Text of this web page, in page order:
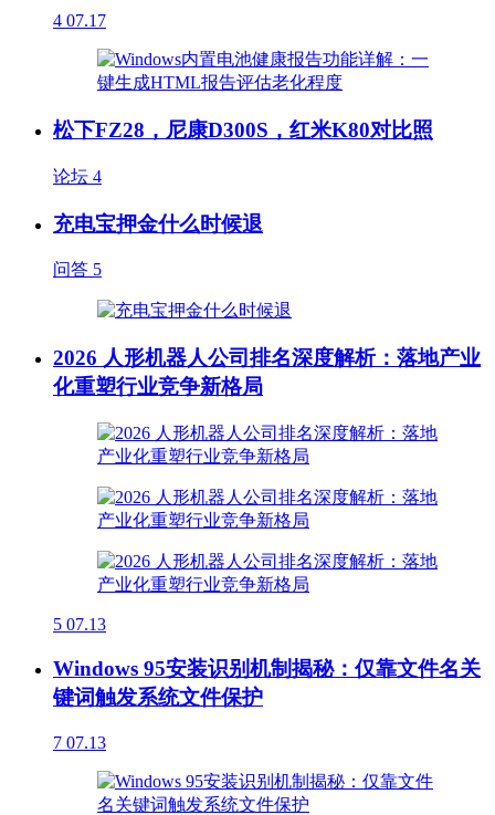
4 07.17
松下FZ28，尼康D300S，红米K80对比照
论坛 4
充电宝押金什么时候退
问答 5
2026 人形机器人公司排名深度解析：落地产业
化重塑行业竞争新格局
5 07.13
Windows 95安装识别机制揭秘：仅靠文件名关
键词触发系统文件保护
7 07.13